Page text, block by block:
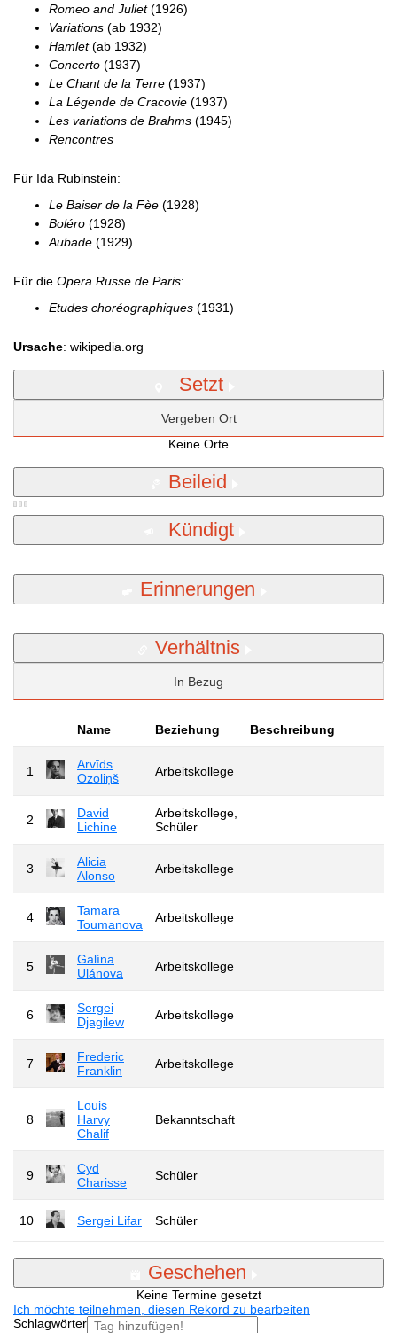
Romeo and Juliet(1926)
Variations (ab 1932)
Hamlet(ab 1932)
Concerto (1937)
Le Chant de la Terre (1937)
La Légende de Cracovie (1937)
Les variations de Brahms (1945)
Rencontres
Für Ida Rubinstein:
Le Baiser de la Fèe (1928)
Boléro (1928)
Aubade (1929)
Für die Opera Russe de Paris:
Etudes choréographiques (1931)
Ursache: wikipedia.org
Setzt
Vergeben Ort
Keine Orte
Beileid
Kündigt
Erinnerungen
Verhältnis
In Bezug
Name Beziehung Beschreibung
1
Arvīds
Ozoliņš
Arbeitskollege
2
David
Lichine
Arbeitskollege,
Schüler
3
Alicia
Alonso
Arbeitskollege
4
Tamara
Toumanova
Arbeitskollege
5
Galína
Ulánova
Arbeitskollege
6
Sergei
Djagilew
Arbeitskollege
7
Frederic
Franklin
Arbeitskollege
8
Louis
Harvy
Chalif
Bekanntschaft
9
Cyd
Charisse
Schüler
10 Sergei Lifar Schüler
Geschehen
Keine Termine gesetzt
Ich möchte teilnehmen, diesen Rekord zu bearbeiten
Schlagwörter